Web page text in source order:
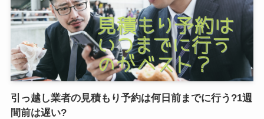
引っ越し業者の見積もり予約は何日前までに行う?1週
間前は遅い?